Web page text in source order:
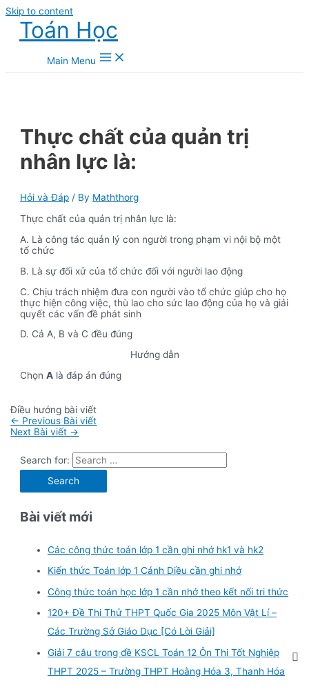
Skip to content
Toán Học
Main Menu
Thực chất của quản trị
nhân lực là:
Hỏi và Đáp / By Maththorg
Thực chất của quản trị nhân lực là:
A. Là công tác quản lý con người trong phạm vi nội bộ một
tổ chức
B. Là sự đối xử của tổ chức đối với người lao động
C. Chịu trách nhiệm đưa con người vào tổ chức giúp cho họ
thực hiện công việc, thù lao cho sức lao động của họ và giải
quyết các vấn đề phát sinh
D. Cả A, B và C đều đúng
Hướng dẫn
ChọnA là đáp án đúng
Điều hướng bài viết
← Previous Bài viết
Next Bài viết →
Search for:
Bài viết mới
Các công thức toán lớp 1 cần ghi nhớ hk1 và hk2
Kiến thức Toán lớp 1 Cánh Diều cần ghi nhớ
Công thức toán học lớp 1 cần nhớ theo kết nối tri thức
120+ Đề Thi Thử THPT Quốc Gia 2025 Môn Vật Lí –
Các Trường Sở Giáo Dục [Có Lời Giải]
Giải 7 câu trong đề KSCL Toán 12 Ôn Thi Tốt Nghiệp
THPT 2025 – Trường THPT Hoằng Hóa 3, Thanh Hóa